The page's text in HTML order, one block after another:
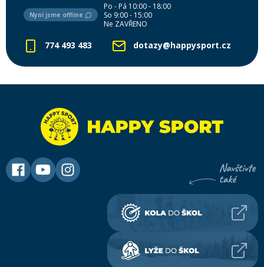
Nyní jsme offline
Po - Pá 10:00 - 18:00
So 9:00 - 15:00
Ne ZAVŘENO
774 493 483 dotazy@happysport.cz